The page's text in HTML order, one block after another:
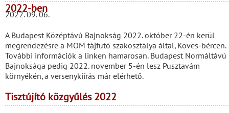
2022-ben
2022. 09. 06.
A Budapest Középtávú Bajnokság 2022. október 22-én kerül
megrendezésre a MOM tájfutó szakosztálya által, Köves-bércen.
További információk a linken hamarosan. Budapest Normáltávú
Bajnoksága pedig 2022. november 5-én lesz Pusztavám
környékén, a versenykiírás már elérhető.
Tisztújító közgyűlés 2022